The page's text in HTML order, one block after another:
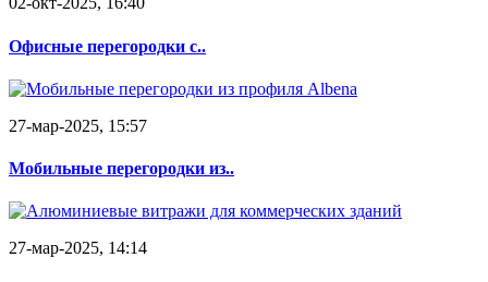
Офисные перегородки с..
27-мар-2025, 15:57
Мобильные перегородки из..
27-мар-2025, 14:14